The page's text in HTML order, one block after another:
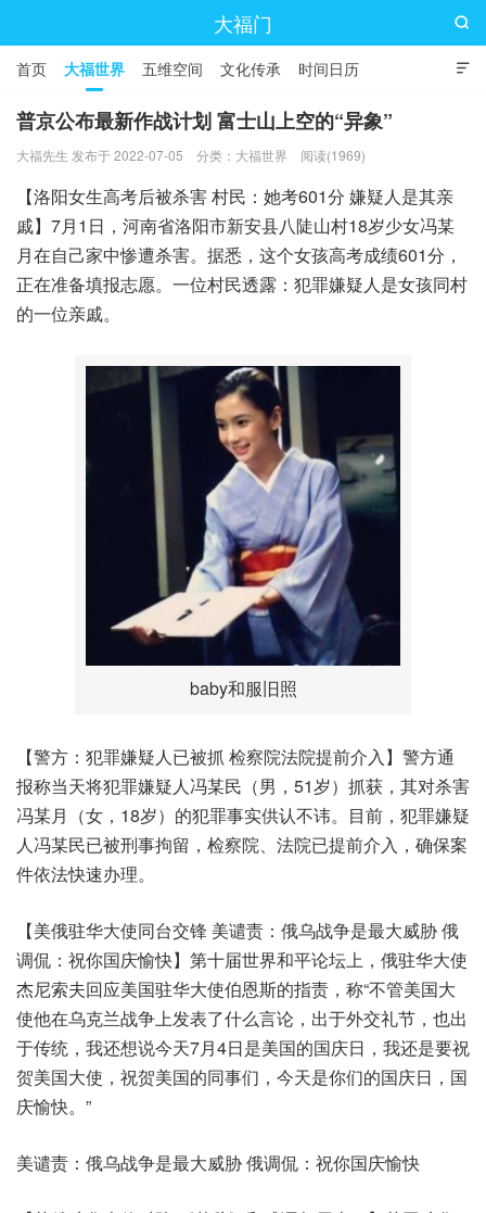
大福门

首页 大福世界 五维空间 文化传承 时间日历

普京公布最新作战计划 富士山上空的“异象”
大福先生 发布于 2022-07-05 分类： 大福世界 阅读(1969)
【洛阳女生高考后被杀害 村民：她考601分 嫌疑人是其亲
戚】7月1日，河南省洛阳市新安县八陡山村18岁少女冯某
月在自己家中惨遭杀害。据悉，这个女孩高考成绩601分，
正在准备填报志愿。一位村民透露：犯罪嫌疑人是女孩同村
的一位亲戚。
baby和服旧照
【警方：犯罪嫌疑人已被抓 检察院法院提前介入】警方通
报称当天将犯罪嫌疑人冯某民（男，51岁）抓获，其对杀害
冯某月（女，18岁）的犯罪事实供认不讳。目前，犯罪嫌疑
人冯某民已被刑事拘留，检察院、法院已提前介入，确保案
件依法快速办理。
【美俄驻华大使同台交锋 美谴责：俄乌战争是最大威胁 俄
调侃：祝你国庆愉快】第十届世界和平论坛上，俄驻华大使
杰尼索夫回应美国驻华大使伯恩斯的指责，称“不管美国大
使他在乌克兰战争上发表了什么言论，出于外交礼节，也出
于传统，我还想说今天7月4日是美国的国庆日，我还是要祝
贺美国大使，祝贺美国的同事们，今天是你们的国庆日，国
庆愉快。”
美谴责：俄乌战争是最大威胁 俄调侃：祝你国庆愉快